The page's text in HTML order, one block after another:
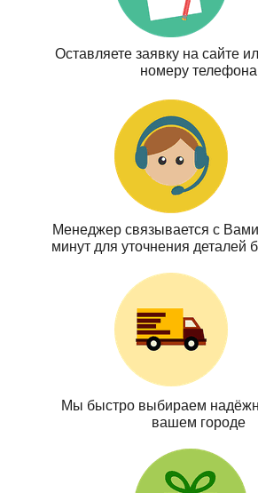
Оставляете заявку на сайте
номеру телефона
Менеджер связывается с
минут для уточнения деталей
Мы быстро выбираем
вашем городе